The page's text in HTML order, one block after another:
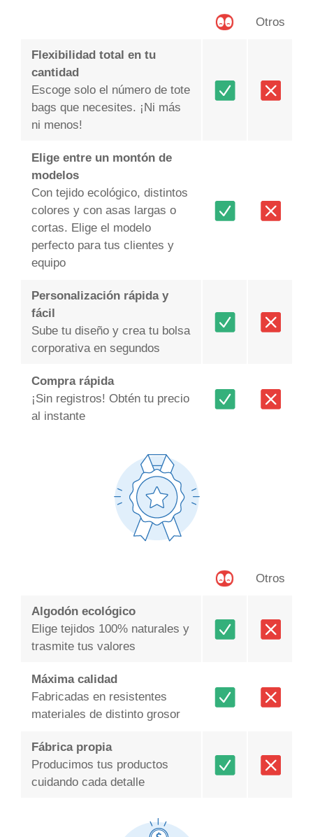
Otros
Flexibilidad total en tu
cantidad
Escoge solo el número de tote
bags que necesites. ¡Ni más
ni menos!
Elige entre un montón de
modelos
Con tejido ecológico, distintos
colores y con asas largas o
cortas. Elige el modelo
perfecto para tus clientes y
equipo
Personalización rápida y
fácil
Sube tu diseño y crea tu bolsa
corporativa en segundos
Compra rápida
¡Sin registros! Obtén tu precio
al instante
Otros
Algodón ecológico
Elige tejidos 100% naturales y
trasmite tus valores
Máxima calidad
Fabricadas en resistentes
materiales de distinto grosor
Fábrica propia
Producimos tus productos
cuidando cada detalle